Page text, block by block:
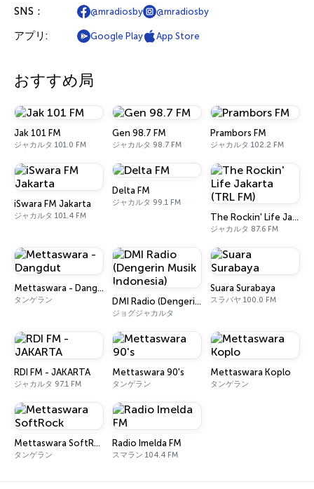
SNS： @mradiosby @mradiosby
アプリ: Google Play App Store
おすすめ局
Jak 101 FM
ジャカルタ 101.0 FM
Gen 98.7 FM
ジャカルタ 98.7 FM
Prambors FM
ジャカルタ 102.2 FM
iSwara FM Jakarta
ジャカルタ 101.4 FM
Delta FM
ジャカルタ 99.1 FM
The Rockin' Life Jakarta (TRL FM)
ジャカルタ 87.6 FM
Mettaswara - Dangdut
タンゲラン DMI Radio (Dengerin Musik Indonesia)
ジョグジャカルタ
Suara Surabaya
スラバヤ 100.0 FM
RDI FM - JAKARTA
ジャカルタ 97.1 FM
Mettaswara 90's
タンゲラン
Mettaswara Koplo
タンゲラン
Mettaswara SoftRock
タンゲラン
Radio Imelda FM
スマラン 104.4 FM